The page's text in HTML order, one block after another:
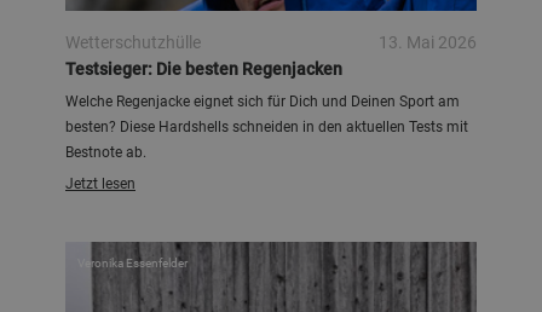
Wetterschutzhülle
13. Mai 2026
Testsieger: Die besten Regenjacken
Welche Regenjacke eignet sich für Dich und Deinen Sport am
besten? Diese Hardshells schneiden in den aktuellen Tests mit
Bestnote ab.
Jetzt lesen
Veronika Essenfelder